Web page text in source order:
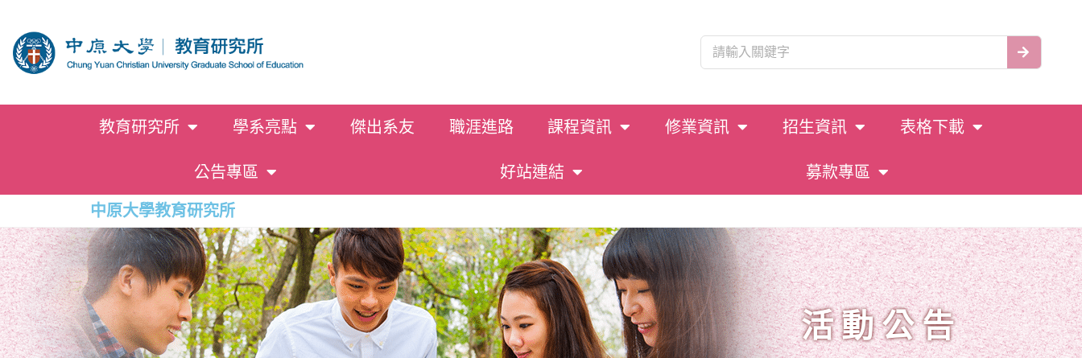
教育研究所 學系亮點 傑出系友 職涯進路 課程資訊 修業資訊 招生資訊 表格下載
公告專區 好站連結 募款專區
中原大學教育研究所
活動公告